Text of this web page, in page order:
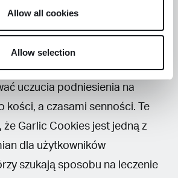
Allow all cookies
Allow selection
rozwiąże wszelkie
Piorunujący haj Garlic Cookies
uniesienie. Następnie
przypadek gastrofazy. Później
uczucia podniesienia na
kości, a czasami senności. Te
że Garlic Cookies jest jedną z
dla użytkowników
szukają sposobu na leczenie